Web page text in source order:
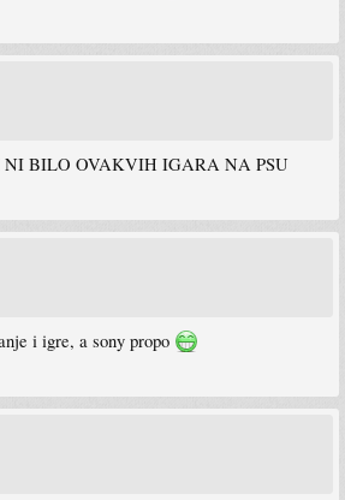
NI BILO OVAKVIH IGARA NA PSU
i igre, a sony propo